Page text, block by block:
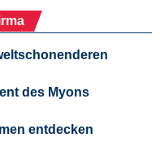
des Myons
entdecken